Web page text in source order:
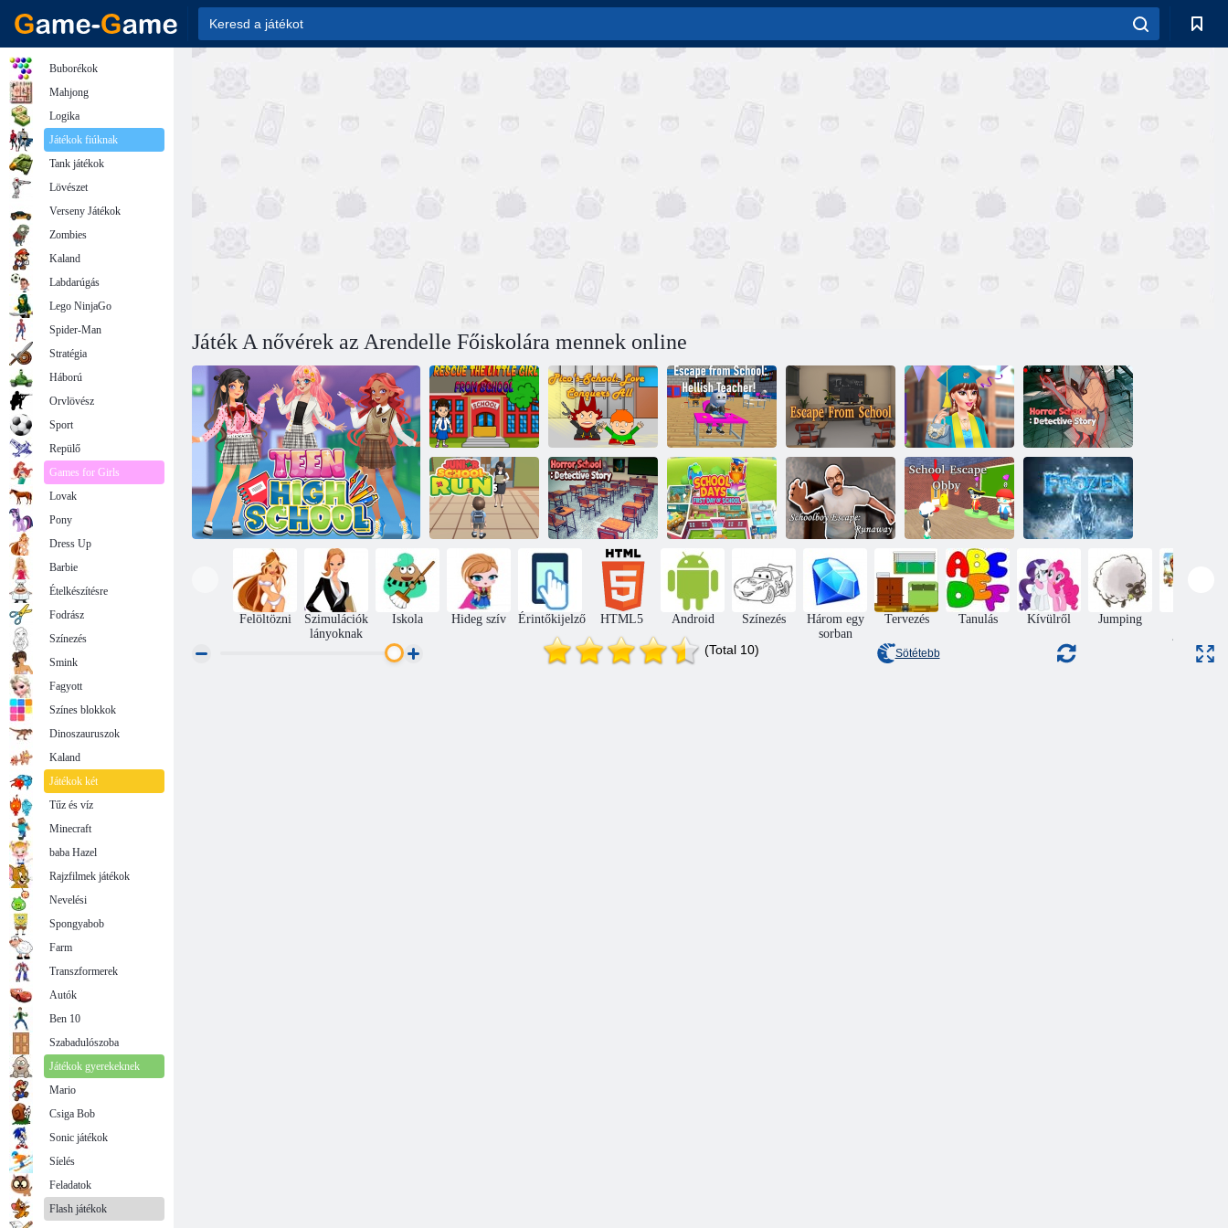
Játék A nővérek az Arendelle Főiskolára mennek online
Mentse meg a
kislányt az
iskolából
Pico iskolája: A
szerelem
mindent
meghódít
Menekülés az
iskolából: pokoli
tanár!
Menekülés az
iskolából
Érettségi smink
trendek
Horror iskolai
detektív történet
Junior iskolai
futás
Horror iskola:
nyomozó
történet
Iskolai napok az
iskola első napja
Schoolboy
Escape:
Runaway
Az iskola
menekülése
omby
Játssz Frozen
Sweet Matching
játékot
Felöltözni
Szimulációk
lányoknak
Iskola Hideg szív Érintőkijelző HTML5 Android Színezés
Három egy
sorban
Tervezés Tanulás Kívülről Jumping
(Total 10) Sötétebb
Buborékok
Mahjong
Logika
Játékok fiúknak
Tank játékok
Lövészet
Verseny Játékok
Zombies
Kaland
Labdarúgás
Lego NinjaGo
Spider-Man
Stratégia
Háború
Orvlövész
Sport
Repülő
Games for Girls
Lovak
Pony
Dress Up
Barbie
Ételkészítésre
Fodrász
Színezés
Smink
Fagyott
Színes blokkok
Dinoszauruszok
Kaland
Játékok két
Tűz és víz
Minecraft
baba Hazel
Rajzfilmek játékok
Nevelési
Spongyabob
Farm
Transzformerek
Autók
Ben 10
Szabadulószoba
Játékok gyerekeknek
Mario
Csiga Bob
Sonic játékok
Síelés
Feladatok
Flash játékok